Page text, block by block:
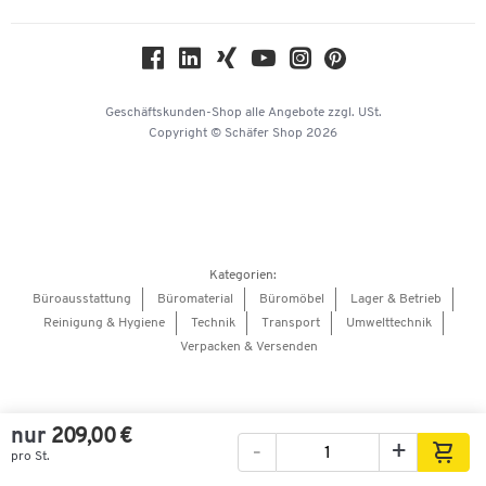
nur 209,00 €
pro St. - +
360°-Ansicht
KinderHerz Zukunftsfonds
Barrierefreiheitserklärung
Onlinebewerbung Lieferant
Geschäftskunden-Shop alle Angebote zzgl. USt.
Copyright © Schäfer Shop 2026
Kategorien:
Büroausstattung
Büromaterial Büromöbel
Lager & Betrieb
Reinigung & Hygiene
Technik Transport
Umwelttechnik
Verpacken & Versenden